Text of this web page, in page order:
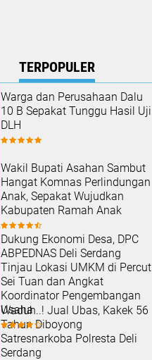
TERPOPULER
Warga dan Perusahaan Dalu
10 B Sepakat Tunggu Hasil Uji
DLH
Wakil Bupati Asahan Sambut
Hangat Komnas Perlindungan
Anak, Sepakat Wujudkan
Kabupaten Ramah Anak
Dukung Ekonomi Desa, DPC
ABPEDNAS Deli Serdang
Tinjau Lokasi UMKM di Percut
Sei Tuan dan Angkat
Koordinator Pengembangan
Usaha
Waduh..! Jual Ubas, Kakek 56
Tahun Diboyong
Satresnarkoba Polresta Deli
Serdang